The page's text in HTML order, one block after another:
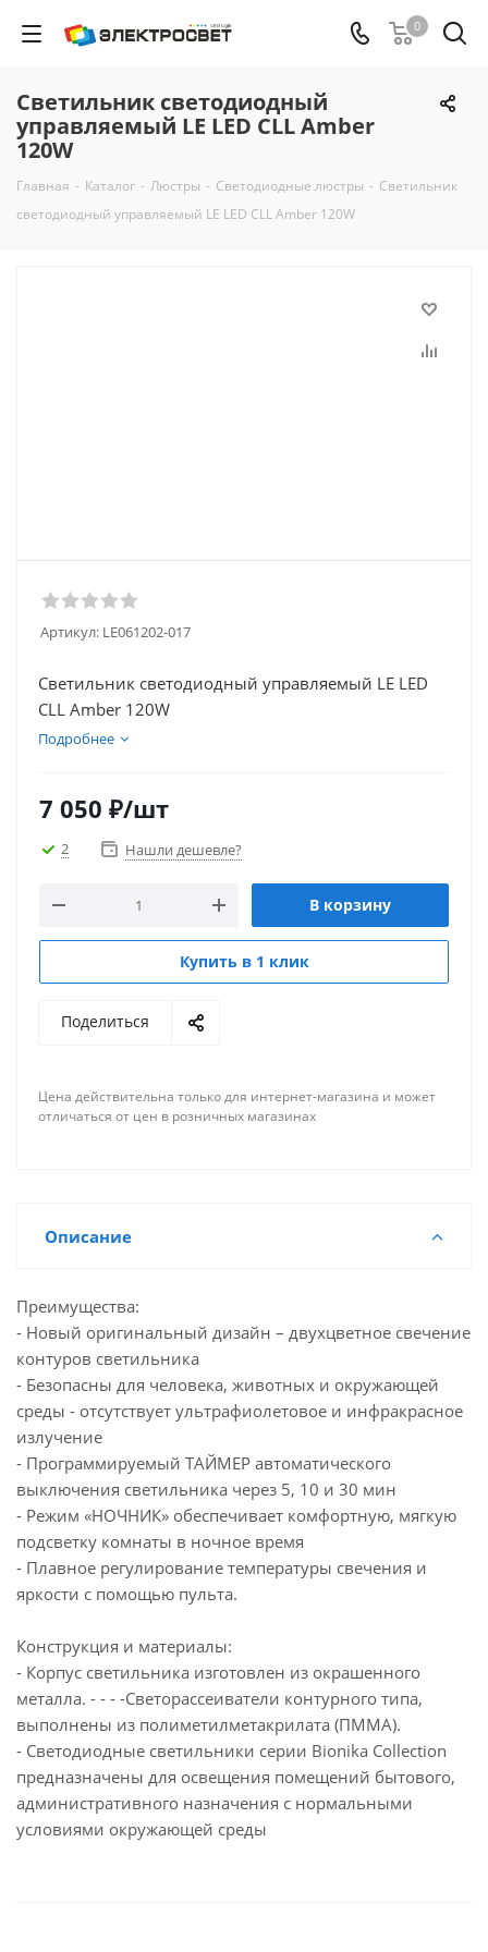
0
Светильник светодиодный
управляемый LE LED CLL Amber
120W
Главная - Каталог - Люстры - Светодиодные люстры - Светильник
светодиодный управляемый LE LED CLL Amber 120W
Артикул: LE061202-017
Светильник светодиодный управляемый LE LED
CLL Amber 120W
Подробнее
7 050 ₽/шт
2 Нашли дешевле?
В корзину
Купить в 1 клик
Поделиться
Цена действительна только для интернет-магазина и может
отличаться от цен в розничных магазинах
Описание
Преимущества:
- Новый оригинальный дизайн – двухцветное свечение
контуров светильника
- Безопасны для человека, животных и окружающей
среды - отсутствует ультрафиолетовое и инфракрасное
излучение
- Программируемый ТАЙМЕР автоматического
выключения светильника через 5, 10 и 30 мин
- Режим «НОЧНИК» обеспечивает комфортную, мягкую
подсветку комнаты в ночное время
- Плавное регулирование температуры свечения и
яркости с помощью пульта.
Конструкция и материалы:
- Корпус светильника изготовлен из окрашенного
металла. - - - -Светорассеиватели контурного типа,
выполнены из полиметилметакрилата (ПММА).
- Светодиодные светильники серии Bionika Collection
предназначены для освещения помещений бытового,
административного назначения с нормальными
условиями окружающей среды